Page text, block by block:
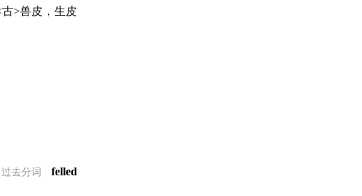
>兽皮，生皮
过去分词 felled